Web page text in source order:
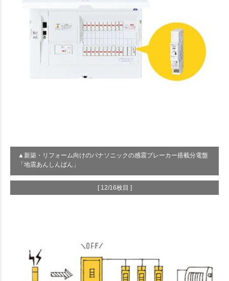
▲新築・リフォーム向けのパナソニックの感震ブレーカー搭載分電盤
「地震あんしんばん」
[ 12/16枚目 ]